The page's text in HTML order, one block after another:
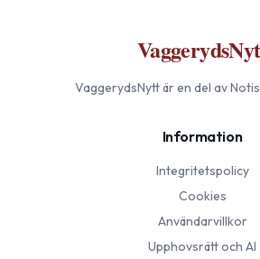
VaggerydsNyttär en del av
Information
Integritetspolicy
Cookies
Användarvillkor
Upphovsrätt och AI